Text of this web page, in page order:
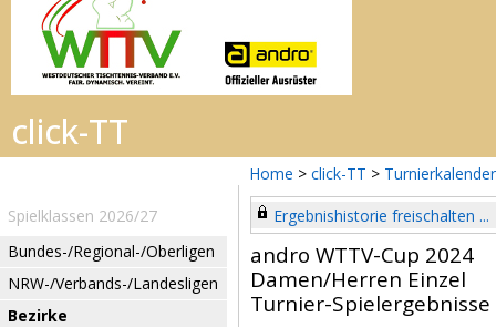
Home > click-TT > Turnierkalender
Spielklassen 2026/27
Bundes-/Regional-/Oberligen
NRW-/Verbands-/Landesligen
Bezirke
Ergebnishistorie freischalten ...
andro WTTV-Cup 2024
Damen/Herren Einzel
Turnier-Spielergebnisse